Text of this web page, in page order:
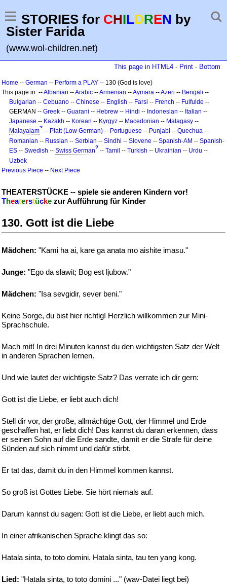
STORIES for CHILDREN by
Sister Farida
(www.wol-children.net)
This page in HTML4 - Print - Bottom
Home -- German -- Perform a PLAY -- 130 (God is love)
This page in: --Albanian --Arabic --Armenian --Aymara --Azeri -- Bengali --
Bulgarian -- Cebuano -- Chinese -- English -- Farsi -- French -- Fulfulde --
GERMAN -- Greek -- Guarani -- Hebrew -- Hindi -- Indonesian -- Italian --
Japanese -- Kazakh -- Korean -- Kyrgyz -- Macedonian -- Malagasy --
Malayalam? -- Platt (Low German) -- Portuguese -- Punjabi -- Quechua --
Romanian -- Russian -- Serbian -- Sindhi -- Slovene -- Spanish-AM -- Spanish-
ES -- Swedish -- Swiss German? -- Tamil -- Turkish -- Ukrainian -- Urdu --
Uzbek
Previous Piece -- Next Piece
THEATERSTÜCKE -- spiele sie anderen Kindern vor!
Theaterstücke zur Aufführung für Kinder
130. Gott ist die Liebe
Mädchen: "Kami ha ai, kare ga anata mo aishite imasu."
Junge: "Ego da slawit; Bog est ljubow."
Mädchen: "Isa sevgidir, sever beni."
Keine Sorge, du bist hier richtig! Herzlich willkommen zur Mini-
Sprachschule.
Mach mit! In drei Minuten kannst du den wichtigsten Satz der Welt
in anderen Sprachen lernen.
Und wie lautet der wichtigste Satz? Das verrate ich dir gern:
Gott ist die Liebe, er liebt auch dich!
Stell dir vor, der große, allmächtige Gott, der Himmel und Erde
geschaffen hat, er liebt dich! Das kannst du daran erkennen, dass
er seinen Sohn auf die Erde sandte, damit er die Strafe für deine
Sünden auf sich nimmt und dafür stirbt.
Er tat das, damit du in den Himmel kommen kannst.
So groß ist Gottes Liebe. Sie hört niemals auf.
Darum kannst du sagen: Gott ist die Liebe, er liebt auch mich.
In einer afrikanischen Sprache klingt das so:
Hatala sinta, to toto domini. Hatala sinta, tau ten yang kong.
Lied: "Hatala sinta, to toto domini ..." (wav-Datei liegt bei)